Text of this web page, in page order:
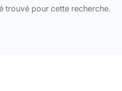
trouvé pour cette recherche.